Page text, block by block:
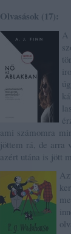
Olvasások (17):
A
ami számomra
jöttem rá, de arra
azért utána is jött